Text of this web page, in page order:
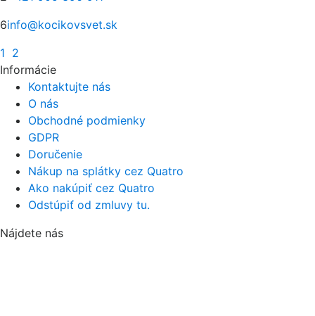
6info@kocikovsvet.sk
1 2
Informácie
Kontaktujte nás
O nás
Obchodné podmienky
GDPR
Doručenie
Nákup na splátky cez Quatro
Ako nakúpiť cez Quatro
Odstúpiť od zmluvy tu.
Nájdete nás